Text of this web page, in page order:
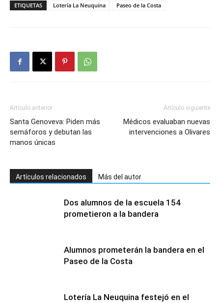
ETIQUETAS Lotería La Neuquina Paseo de la Costa
Artículo anterior
Santa Genoveva: Piden más
semáforos y debutan las
manos únicas
Artículo siguiente
Médicos evaluaban nuevas
intervenciones a Olivares
Artículos relacionados Más del autor
Dos alumnos de la escuela 154
prometieron a la bandera
Alumnos prometerán la bandera en el
Paseo de la Costa
Lotería La Neuquina festejó en el